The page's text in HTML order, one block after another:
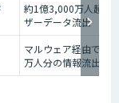
約1億3,000万人超の
ザーデータ流出
マルウェア経由で約
万人分の情報流出